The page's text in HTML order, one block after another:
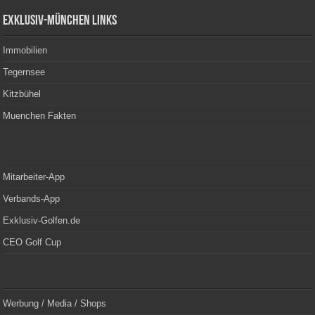
Exklusiv-München Links
Immobilien
Tegernsee
Kitzbühel
Muenchen Fakten
Mitarbeiter-App
Verbands-App
Exklusiv-Golfen.de
CEO Golf Cup
Werbung / Media / Shops